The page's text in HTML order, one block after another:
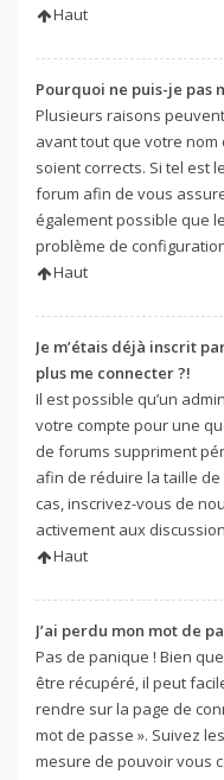
Haut
Pourquoi ne puis-je pas
Plusieurs raisons
avant tout que votre nom
soient corrects. Si tel est
forum afin de vous
également possible que
problème de
Haut
Je m’étais déjà inscrit
plus me connecter ?!
Il est possible qu’un
votre compte pour une
de forums suppriment
afin de réduire la taille
cas, inscrivez-vous de
activement aux
Haut
J’ai perdu mon mot de
Pas de panique ! Bien
être récupéré, il peut
rendre sur la page de
mot de passe ». Suivez
mesure de pouvoir vous